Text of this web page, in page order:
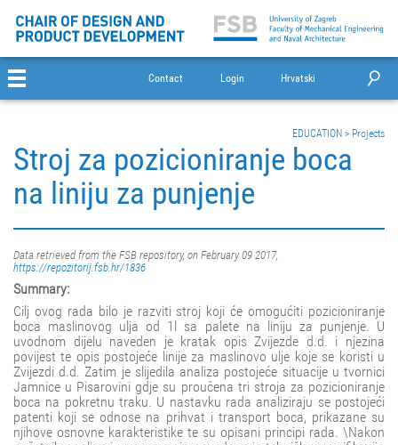
Contact Login Hrvatski
EDUCATION > Projects
Stroj za pozicioniranje boca
na liniju za punjenje
Data retrieved from the FSB repository, on February 09 2017,
https://repozitorij.fsb.hr/1836
Summary:
Cilj ovog rada bilo je razviti stroj koji će omogućiti pozicioniranje
boca maslinovog ulja od 1l sa palete na liniju za punjenje. U
uvodnom dijelu naveden je kratak opis Zvijezde d.d. i njezina
povijest te opis postojeće linije za maslinovo ulje koje se koristi u
Zvijezdi d.d. Zatim je slijedila analiza postojeće situacije u tvornici
Jamnice u Pisarovini gdje su proučena tri stroja za pozicioniranje
boca na pokretnu traku. U nastavku rada analiziraju se postojeći
patenti koji se odnose na prihvat i transport boca, prikazane su
njihove osnovne karakteristike te su opisani principi rada. \Nakon